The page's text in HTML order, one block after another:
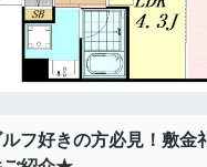
フ好きの方必見！敷金